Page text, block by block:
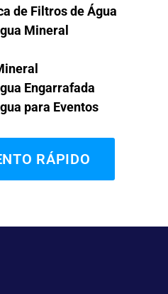
de Filtros de Água
Mineral
Engarrafada
para Eventos
RÁPIDO